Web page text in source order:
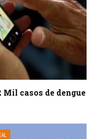
casos de dengue